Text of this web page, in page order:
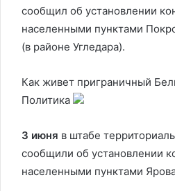
сообщил об установлении
населенными пунктами
(в районе Угледара).
Как живет приграничный
Политика
3 июня в штабе
сообщили об установлении
населенными пунктами